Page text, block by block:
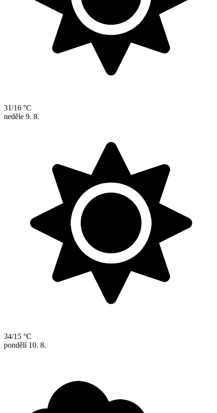
31/16 °C
neděle 9. 8.
34/15 °C
pondělí 10. 8.